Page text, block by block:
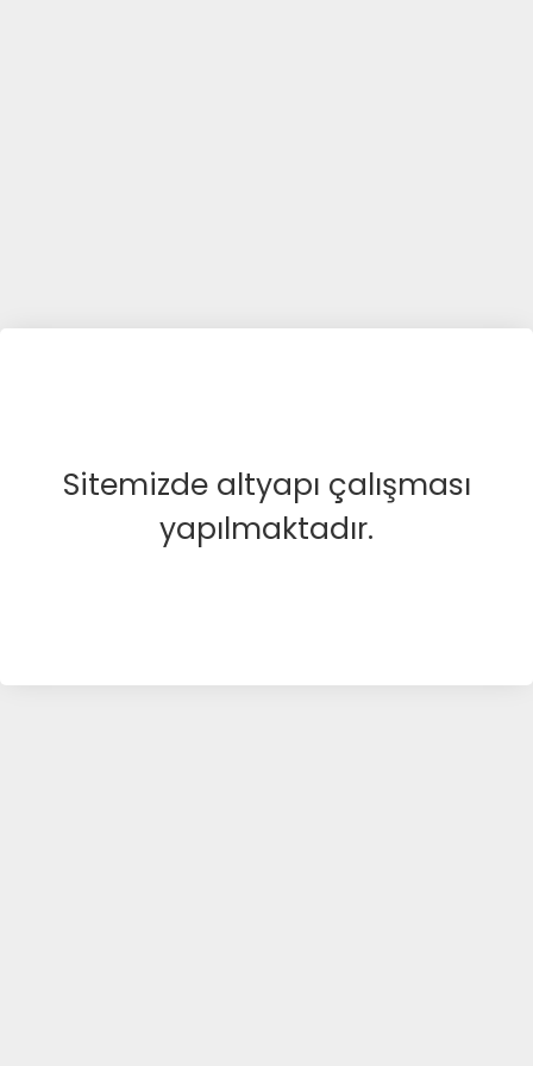
Sitemizde altyapı çalışması
yapılmaktadır.